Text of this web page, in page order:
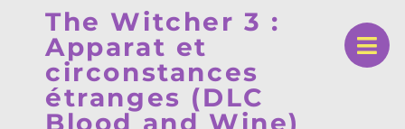
The Witcher 3 :
Apparat et
circonstances
étranges (DLC
Blood and Wine)